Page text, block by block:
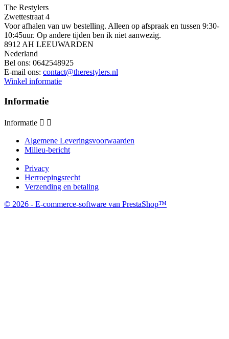
The Restylers
Zwettestraat 4
Voor afhalen van uw bestelling. Alleen op afspraak en tussen 9:30-
10:45uur. Op andere tijden ben ik niet aanwezig.
8912 AH LEEUWARDEN
Nederland
Bel ons: 0642548925
E-mail ons: contact@therestylers.nl
Winkel informatie
Informatie
Informatie  
Algemene Leveringsvoorwaarden
Milieu-bericht
Privacy
Herroepingsrecht
Verzending en betaling
© 2026 - E-commerce-software van PrestaShop™